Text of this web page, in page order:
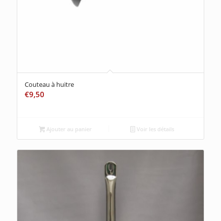
Couteau à huitre
€9,50
Ajouter au panier Voir les détails